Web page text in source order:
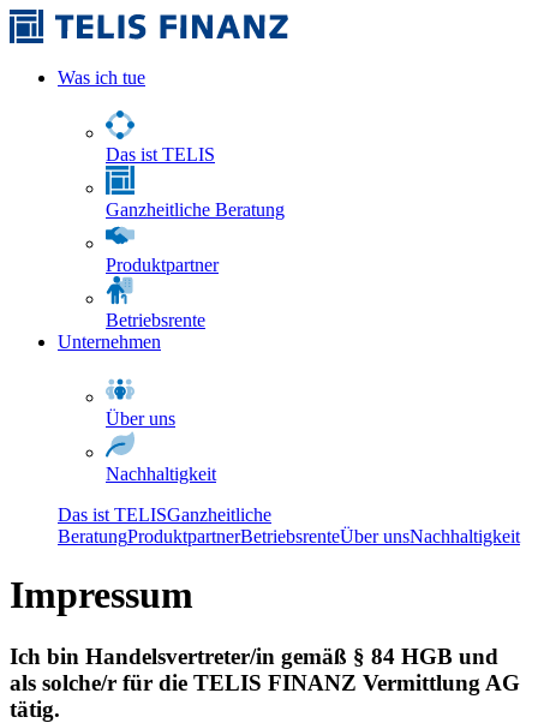
Was ich tue
Das ist TELIS
Ganzheitliche Beratung
Produktpartner
Betriebsrente
Unternehmen
Über uns
Nachhaltigkeit
Das ist TELISGanzheitliche
BeratungProduktpartnerBetriebsrenteÜber unsNachhaltigkeit
Impressum
Ich bin Handelsvertreter/in gemäß § 84 HGB und
als solche/r für die TELIS FINANZ Vermittlung AG
tätig.